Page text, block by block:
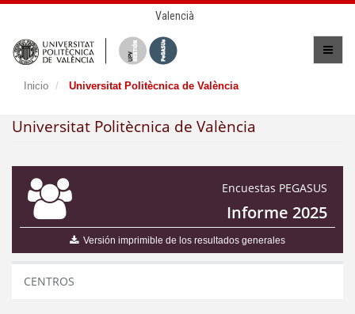
Valencià
Inicio Universitat Politècnica de València
Universitat Politècnica de València
Encuestas PEGASUS
Informe 2025
Versión imprimible de los resultados generales
CENTROS